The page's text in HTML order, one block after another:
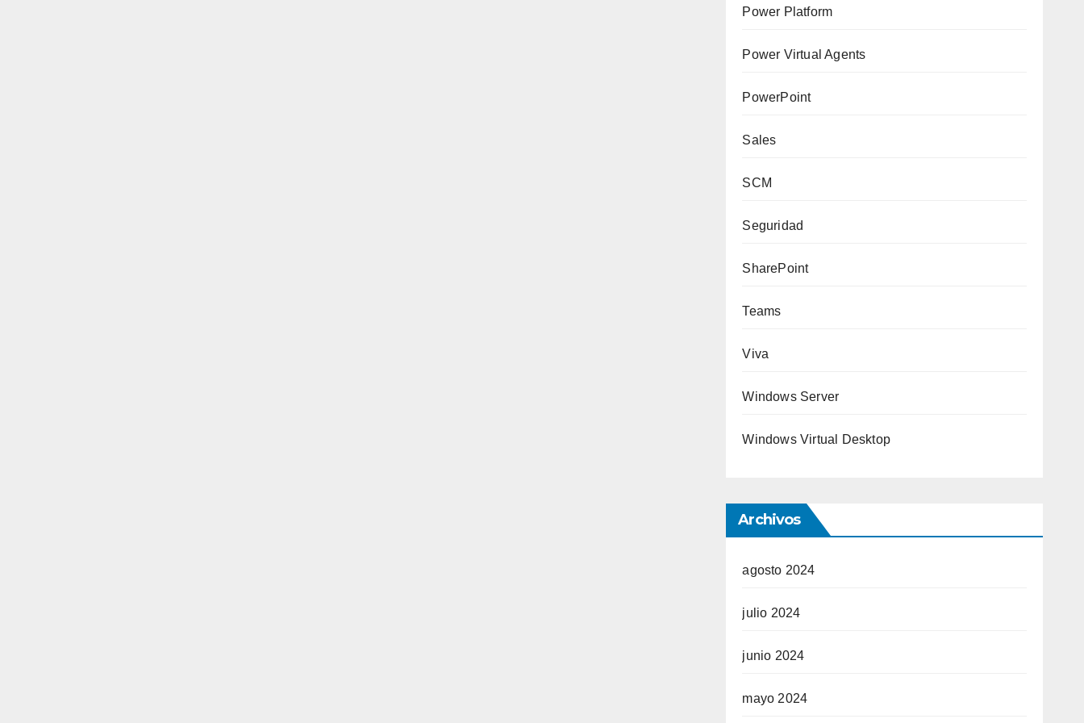
Power Platform
Power Virtual Agents
PowerPoint
Sales
SCM
Seguridad
SharePoint
Teams
Viva
Windows Server
Windows Virtual Desktop
Archivos
agosto 2024
julio 2024
junio 2024
mayo 2024